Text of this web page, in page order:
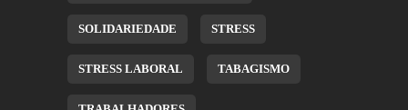
SOLIDARIEDADE STRESS
STRESS LABORAL TABAGISMO